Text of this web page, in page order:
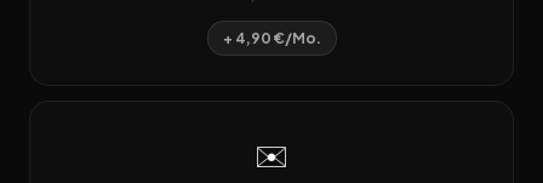
+ 4,90 €/Mo.
✉️